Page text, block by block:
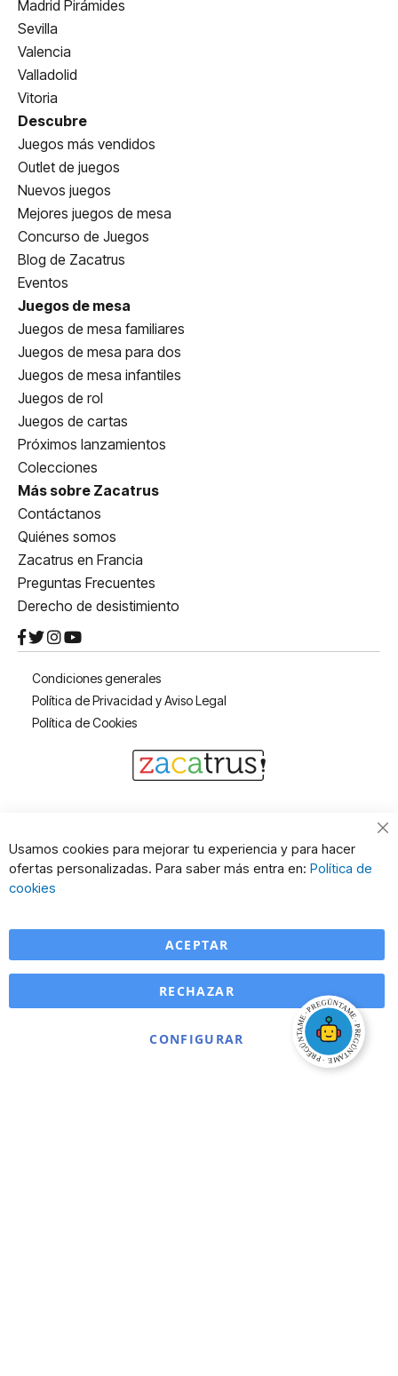
Madrid Pirámides
Sevilla
Valencia
Valladolid
Vitoria
Descubre
Juegos más vendidos
Outlet de juegos
Nuevos juegos
Mejores juegos de mesa
Concurso de Juegos
Blog de Zacatrus
Eventos
Juegos de mesa
Juegos de mesa familiares
Juegos de mesa para dos
Juegos de mesa infantiles
Juegos de rol
Juegos de cartas
Próximos lanzamientos
Colecciones
Más sobre Zacatrus
Contáctanos
Quiénes somos
Zacatrus en Francia
Preguntas Frecuentes
Derecho de desistimiento
Condiciones generales
Política de Privacidad y Aviso Legal
Política de Cookies
Usamos cookies para mejorar tu experiencia y para hacer
ofertas personalizadas. Para saber más entra en: Política de
cookies
ACEPTAR
CONFIGURAR
RECHAZAR